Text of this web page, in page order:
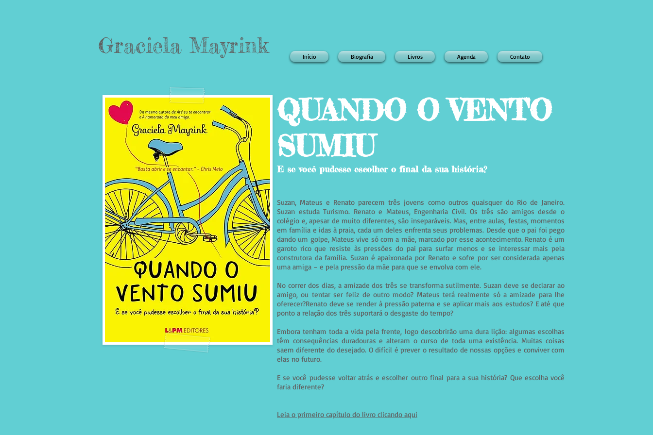
Graciela Mayrink Início Biografia Livros Agenda Contato
QUANDO O VENTO
SUMIU
E se você pudesse escolher o final da sua história?
Suzan, Mateus e Renato parecem três jovens como outros quaisquer do Rio de Janeiro.
Suzan estuda Turismo. Renato e Mateus, Engenharia Civil. Os três são amigos desde o
colégio e, apesar de muito diferentes, são inseparáveis. Mas, entre aulas, festas, momentos
em família e idas à praia, cada um deles enfrenta seus problemas. Desde que o pai foi pego
dando um golpe, Mateus vive só com a mãe, marcado por esse acontecimento. Renato é um
garoto rico que resiste às pressões do pai para surfar menos e se interessar mais pela
construtora da família. Suzan é apaixonada por Renato e sofre por ser considerada apenas
uma amiga – e pela pressão da mãe para que se envolva com ele.
No correr dos dias, a amizade dos três se transforma sutilmente. Suzan deve se declarar ao
amigo, ou tentar ser feliz de outro modo? Mateus terá realmente só a amizade para lhe
oferecer?Renato deve se render à pressão paterna e se aplicar mais aos estudos? E até que
ponto a relação dos três suportará o desgaste do tempo?
Embora tenham toda a vida pela frente, logo descobrirão uma dura lição: algumas escolhas
têm consequências duradouras e alteram o curso de toda uma existência. Muitas coisas
saem diferente do desejado. O difícil é prever o resultado de nossas opções e conviver com
elas no futuro.
E se você pudesse voltar atrás e escolher outro final para a sua história? Que escolha você
faria diferente?
Leia o primeiro capítulo do livro clicando aqui